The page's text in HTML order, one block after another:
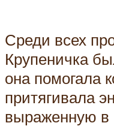
Среди всех
Крупеничка
она помогала
притягивала
выраженную в